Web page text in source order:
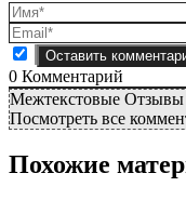
0 Комментарий
Межтекстовые Отзывы
Посмотреть все
Похожие